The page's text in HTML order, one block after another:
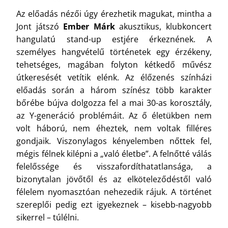
Az előadás nézői úgy érezhetik magukat, mintha a
Jont játszó Ember Márkakusztikus, klubkoncert
hangulatú stand-up estjére érkeznének. A
személyes hangvételű történetek egy érzékeny,
tehetséges, magában folyton kétkedő művész
útkeresését vetítik elénk. Az élőzenés színházi
előadás során a három színész több karakter
bőrébe bújva dolgozza fel a mai 30-as korosztály,
az Y-generáció problémáit. Az ő életükben nem
volt háború, nem éheztek, nem voltak filléres
gondjaik. Viszonylagos kényelemben nőttek fel,
mégis félnek kilépni a „való életbe”. A felnőtté válás
felelőssége és visszafordíthatatlansága, a
bizonytalan jövőtől és az elköteleződéstől való
félelem nyomasztóan nehezedik rájuk. A történet
szereplői pedig ezt igyekeznek – kisebb-nagyobb
sikerrel – túlélni.